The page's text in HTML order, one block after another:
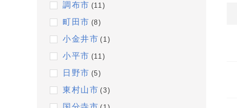
調布市 (11)
町田市 (8)
小金井市 (1)
小平市 (11)
日野市 (5)
東村山市 (3)